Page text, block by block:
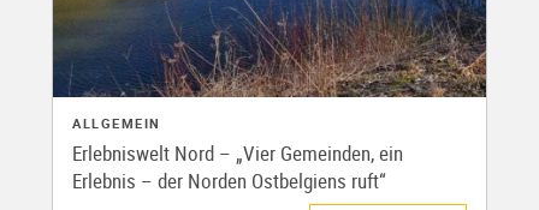
ALLGEMEIN
Erlebniswelt Nord – „Vier Gemeinden, ein
Erlebnis – der Norden Ostbelgiens ruft“